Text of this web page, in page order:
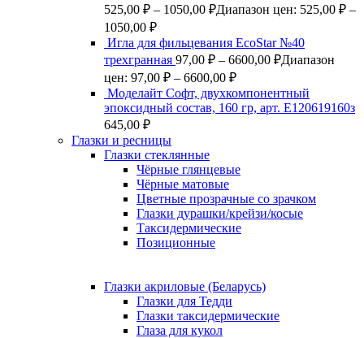
525,00 ₽ – 1050,00 ₽Диапазон цен: 525,00 ₽ –
1050,00 ₽
Игла для фильцевания EcoStar №40
трехгранная 97,00 ₽ – 6600,00 ₽Диапазон
цен: 97,00 ₽ – 6600,00 ₽
Моделайт Софт, двухкомпонентный
эпоксидный состав, 160 гр, арт. Е120619160з
645,00 ₽
Глазки и ресницы
Глазки стеклянные
Чёрные глянцевые
Чёрные матовые
Цветные прозрачные со зрачком
Глазки дурашки/крейзи/косые
Таксидермические
Позиционные
Глазки акриловые (Беларусь)
Глазки для Тедди
Глазки таксидермические
Глаза для кукол